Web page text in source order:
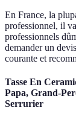
En France, la
professionnel, il
professionnels
demander un
courante et
Tasse En
Papa, Grand-
Serrurier